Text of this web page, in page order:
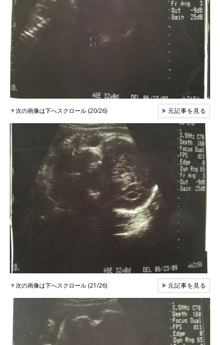
▼次の画像は下へスクロール (20/26) ▶元記事を見る
▼次の画像は下へスクロール (21/26) ▶元記事を見る